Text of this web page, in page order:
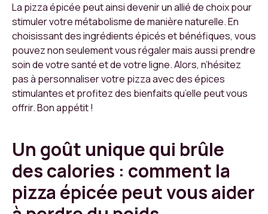
La pizza épicée peut ainsi devenir un allié de choix pour
stimuler votre métabolisme de manière naturelle. En
choisissant des ingrédients épicés et bénéfiques, vous
pouvez non seulement vous régaler mais aussi prendre
soin de votre santé et de votre ligne. Alors, n’hésitez
pas à personnaliser votre pizza avec des épices
stimulantes et profitez des bienfaits qu’elle peut vous
offrir. Bon appétit !
Un goût unique qui brûle
des calories : comment la
pizza épicée peut vous aider